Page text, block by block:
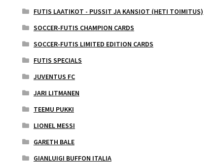
FUTIS LAATIKOT - PUSSIT JA KANSIOT (HETI TOIMITUS)
SOCCER-FUTIS CHAMPION CARDS
SOCCER-FUTIS LIMITED EDITION CARDS
FUTIS SPECIALS
JUVENTUS FC
JARI LITMANEN
TEEMU PUKKI
LIONEL MESSI
GARETH BALE
GIANLUIGI BUFFON ITALIA